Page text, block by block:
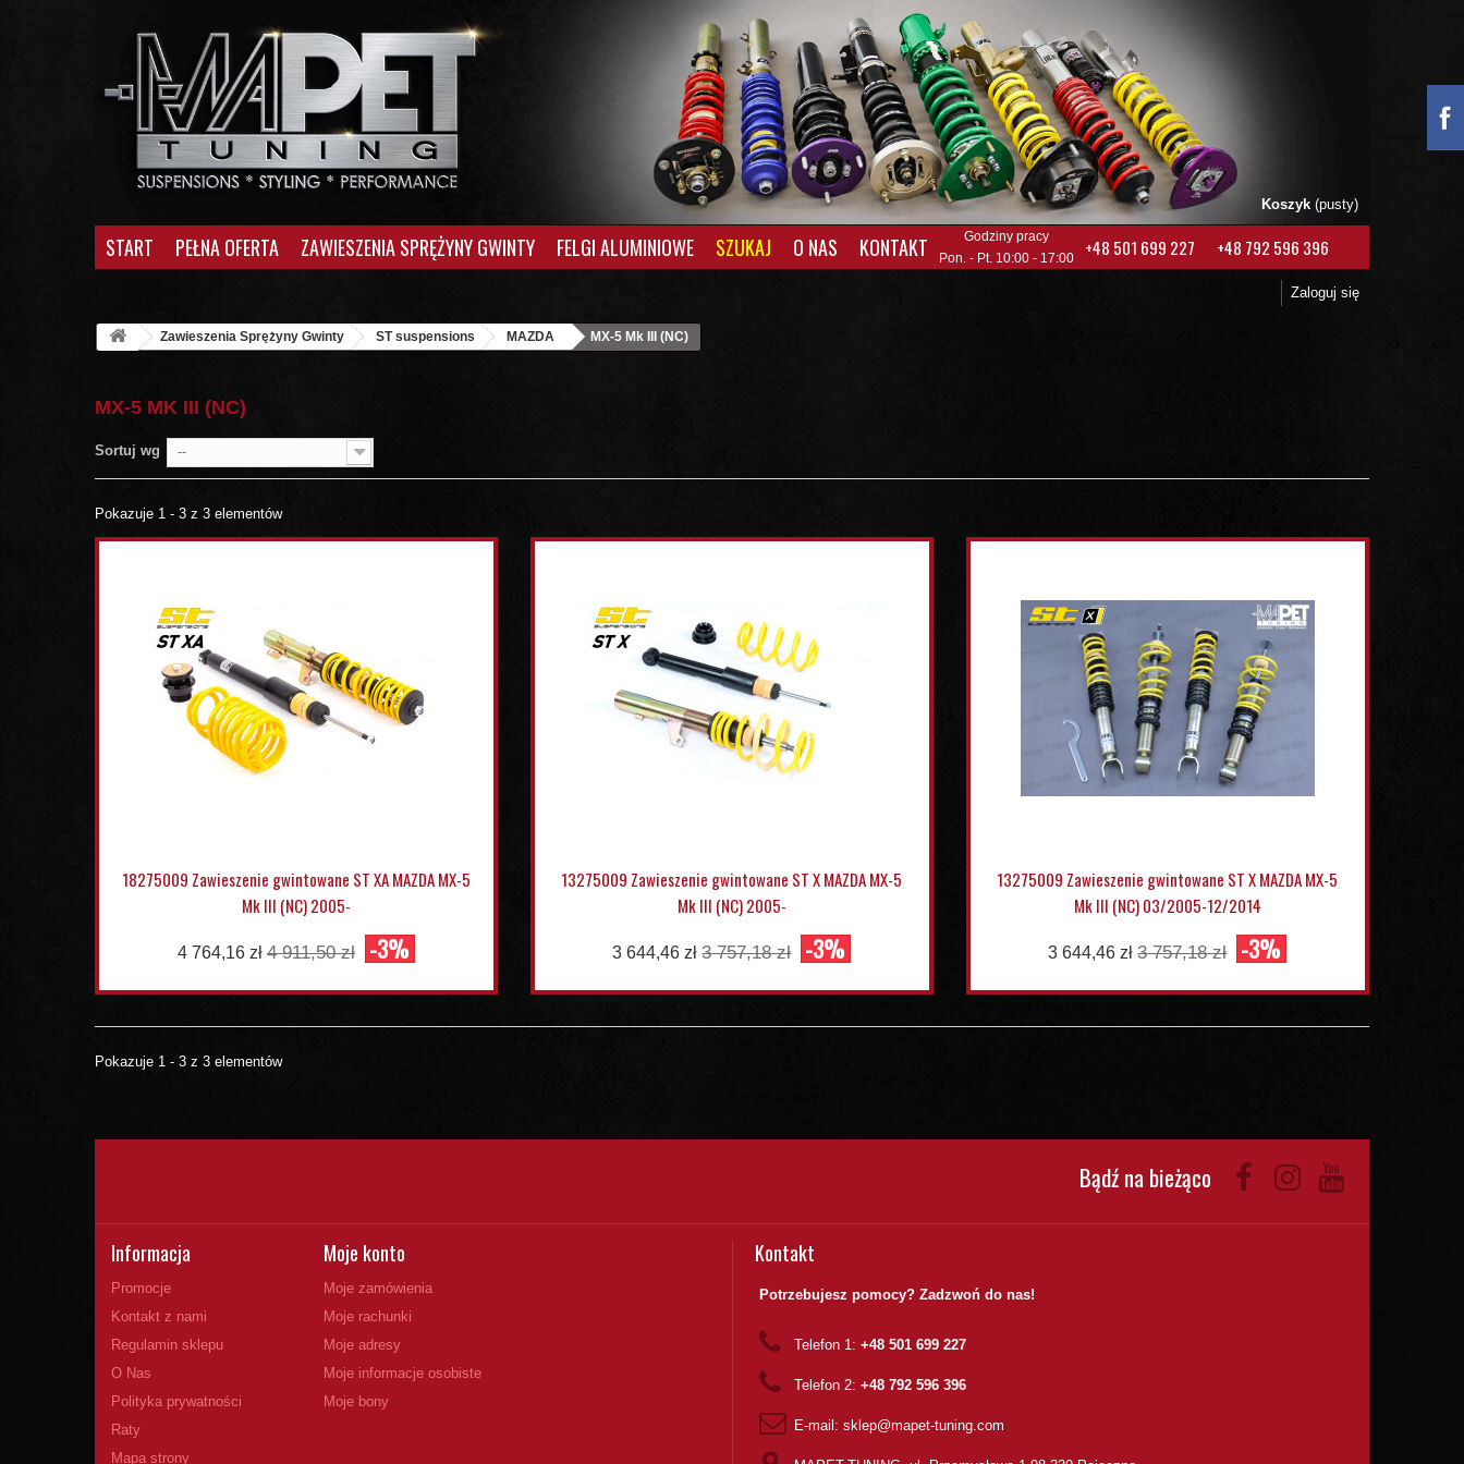
Koszyk (pusty)
START PEŁNA OFERTA ZAWIESZENIA SPRĘŻYNY GWINTY FELGI ALUMINIOWE SZUKAJ O NAS KONTAKT
Godziny pracy
Pon. - Pt. 10:00 - 17:00
+48 501 699 227 +48 792 596 396
Zaloguj się
Zawieszenia Sprężyny Gwinty ST suspensions MAZDA MX-5 Mk III (NC)
MX-5 MK III (NC)
Sortuj wg --
Pokazuje 1 - 3 z 3 elementów
18275009 Zawieszenie gwintowane ST XA MAZDA MX-5
Mk III (NC) 2005-
4 764,16 zł 4 911,50 zł -3%
13275009 Zawieszenie gwintowane ST X MAZDA MX-5
Mk III (NC) 2005-
3 644,46 zł 3 757,18 zł -3%
13275009 Zawieszenie gwintowane ST X MAZDA MX-5
Mk III (NC) 03/2005-12/2014
3 644,46 zł 3 757,18 zł -3%
Pokazuje 1 - 3 z 3 elementów
Bądź na bieżąco
Informacja
Promocje
Kontakt z nami
Regulamin sklepu
O Nas
Polityka prywatności
Raty
Mapa strony
Moje konto
Moje zamówienia
Moje rachunki
Moje adresy
Moje informacje osobiste
Moje bony
Kontakt
Potrzebujesz pomocy? Zadzwoń do nas!
Telefon 1: +48 501 699 227
Telefon 2: +48 792 596 396
E-mail: sklep@mapet-tuning.com